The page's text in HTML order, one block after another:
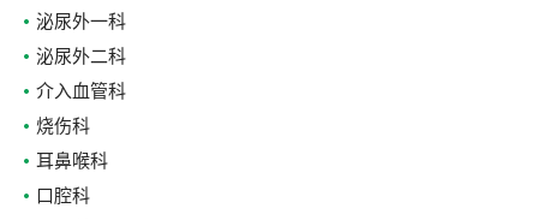
泌尿外一科
泌尿外二科
介入血管科
烧伤科
耳鼻喉科
口腔科